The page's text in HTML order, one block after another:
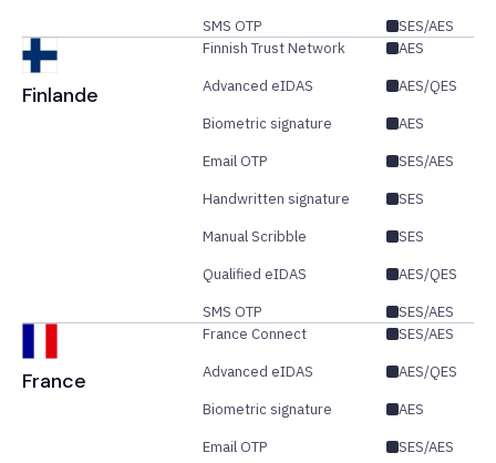
SMS OTP
SES/AES
Finlande
Finnish Trust Network
AES
Advanced eIDAS
AES/QES
Biometric signature
AES
Email OTP
SES/AES
Handwritten signature
SES
Manual Scribble
SES
Qualified eIDAS
AES/QES
SMS OTP
SES/AES
France
France Connect
SES/AES
Advanced eIDAS
AES/QES
Biometric signature
AES
Email OTP
SES/AES